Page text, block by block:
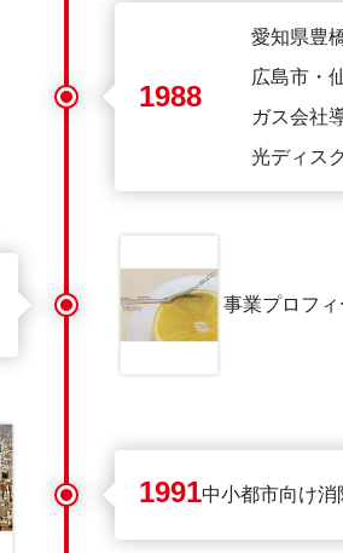
1988
愛知県豊
広島市・
ガス会社
光ディス
事業プロフ
1991中小都市向け